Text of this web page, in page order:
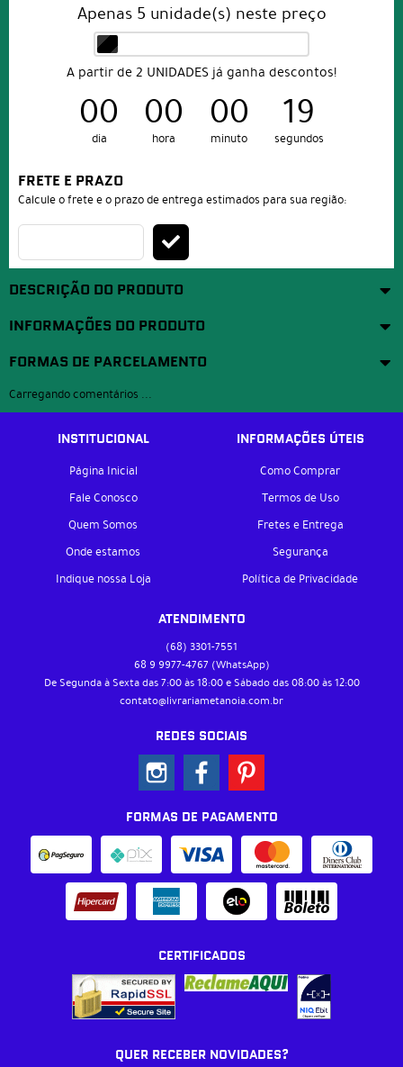
Apenas 5 unidade(s) neste preço
A partir de 2 UNIDADES já ganha descontos!
00
dia
00
hora
00
minuto
19
segundos
FRETE E PRAZO
Calcule o frete e o prazo de entrega estimados para sua região:
DESCRIÇÃO DO PRODUTO
INFORMAÇÕES DO PRODUTO
FORMAS DE PARCELAMENTO
Carregando comentários ...
INSTITUCIONAL
Página Inicial
Fale Conosco
Quem Somos
Onde estamos
Indique nossa Loja
INFORMAÇÕES ÚTEIS
Como Comprar
Termos de Uso
Fretes e Entrega
Segurança
Política de Privacidade
ATENDIMENTO
(68) 3301-7551
68 9 9977-4767 (WhatsApp)
De Segunda à Sexta das 7:00 às 18:00 e Sábado das 08:00 às 12:00
contato@livrariametanoia.com.br
REDES SOCIAIS
FORMAS DE PAGAMENTO
CERTIFICADOS
QUER RECEBER NOVIDADES?